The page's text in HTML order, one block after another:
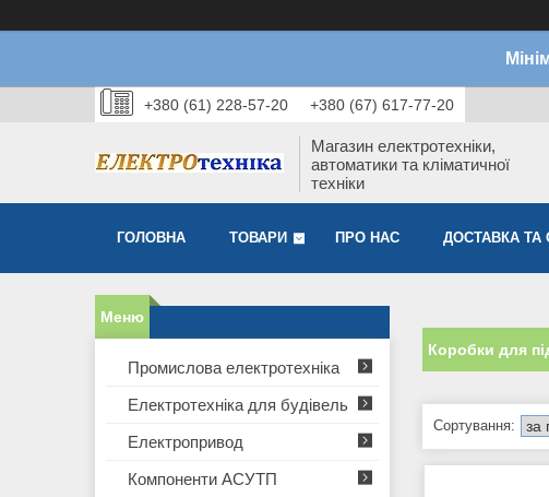
+380 (61) 228-57-20 +380 (67) 617-77-20
Магазин електротехніки,
автоматики та кліматичної
техніки
ГОЛОВНА ТОВАРИ ПРО НАС ДОСТАВКА ТА
Коробки для
Промислова електротехніка
Електротехніка для будівель
Електропривод
Компоненти АСУТП